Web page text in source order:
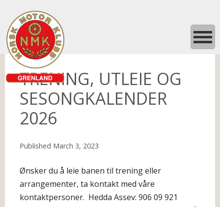
TRENING, UTLEIE OG
SESONGKALENDER
2026
Published March 3, 2023
Ønsker du å leie banen til trening eller
arrangementer, ta kontakt med våre
kontaktpersoner. Hedda Assev: 906 09 921